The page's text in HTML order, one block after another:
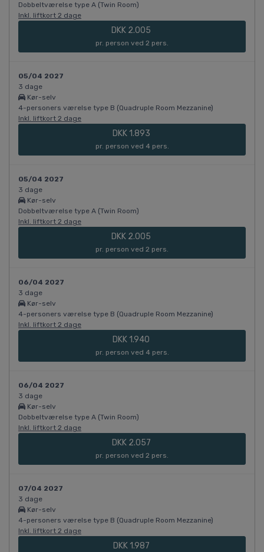
Dobbeltværelse type A (Twin Room)
Inkl. liftkort 2 dage
DKK 2.005
pr. person ved 2 pers.
05/04 2027
3 dage
Kør-selv
4-personers værelse type B (Quadruple Room Mezzanine)
Inkl. liftkort 2 dage
DKK 1.893
pr. person ved 4 pers.
05/04 2027
3 dage
Kør-selv
Dobbeltværelse type A (Twin Room)
Inkl. liftkort 2 dage
DKK 2.005
pr. person ved 2 pers.
06/04 2027
3 dage
Kør-selv
4-personers værelse type B (Quadruple Room Mezzanine)
Inkl. liftkort 2 dage
DKK 1.940
pr. person ved 4 pers.
06/04 2027
3 dage
Kør-selv
Dobbeltværelse type A (Twin Room)
Inkl. liftkort 2 dage
DKK 2.057
pr. person ved 2 pers.
07/04 2027
3 dage
Kør-selv
4-personers værelse type B (Quadruple Room Mezzanine)
Inkl. liftkort 2 dage
DKK 1.987